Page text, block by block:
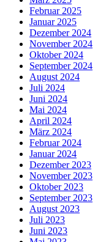
Februar 2025
Januar 2025
Dezember 2024
November 2024
Oktober 2024
September 2024
August 2024
Juli 2024
Juni 2024
Mai 2024
April 2024
März 2024
Februar 2024
Januar 2024
Dezember 2023
November 2023
Oktober 2023
September 2023
August 2023
Juli 2023
Juni 2023